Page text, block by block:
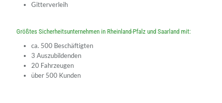
Gitterverleih
Größtes Sicherheitsunternehmen in Rheinland-Pfalz und Saarland mit:
ca. 500 Beschäftigten
3 Auszubildenden
20 Fahrzeugen
über 500 Kunden